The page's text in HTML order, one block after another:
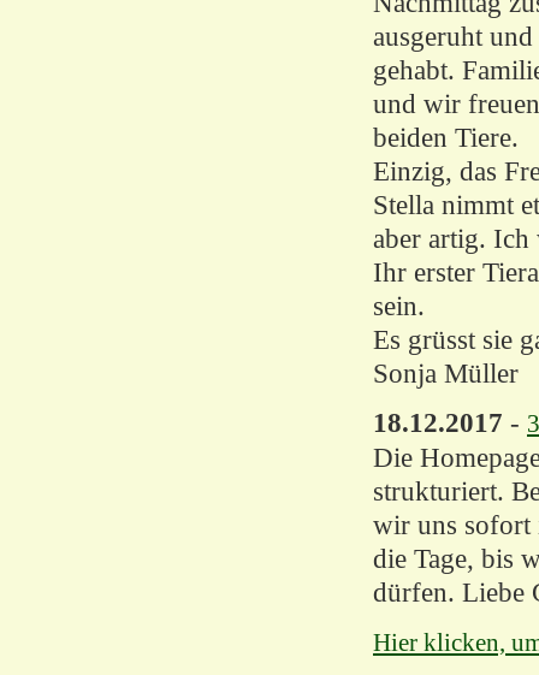
ausgeruht
gehabt.
und wir
beiden Tiere.
Einzig, das
Stella nimmt
aber artig. Ich
Ihr erster
sein.
Es grüsst sie
Sonja Müller
18.12.2017 -
Die
strukturiert.
wir uns sofort
die Tage, bis
dürfen. Liebe
Hier klicken,